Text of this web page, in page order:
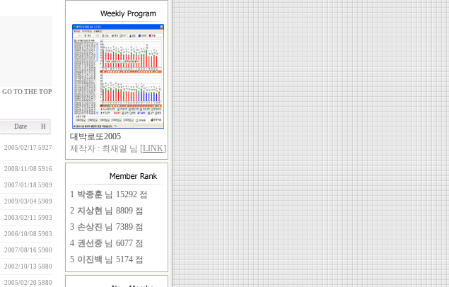
GO TO THE TOP
Date H
2005/02/17 5927
2008/11/08 5916
2007/01/18 5909
2009/03/045909
2003/02/11 5903
2006/10/08 5903
2007/08/16 5900
2002/10/13 5880
2005/02/20 5880
대박로또2005
제작자 : 최재일 님 [LINK]
1 박종훈 님 15292 점
2 지상현 님 8809 점
3 손상진 님 7389 점
4 권선중 님 6077 점
5 이진백 님 5174 점